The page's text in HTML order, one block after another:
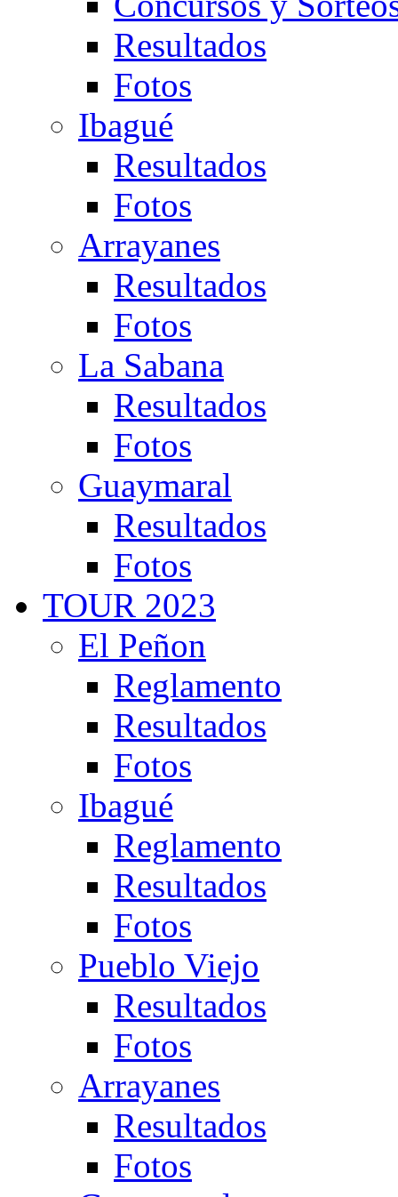
Resultados
Fotos
Ibagué
Resultados
Fotos
Arrayanes
Resultados
Fotos
La Sabana
Resultados
Fotos
Guaymaral
Resultados
Fotos
TOUR 2023
El Peñon
Reglamento
Resultados
Fotos
Ibagué
Reglamento
Resultados
Fotos
Pueblo Viejo
Resultados
Fotos
Arrayanes
Resultados
Fotos